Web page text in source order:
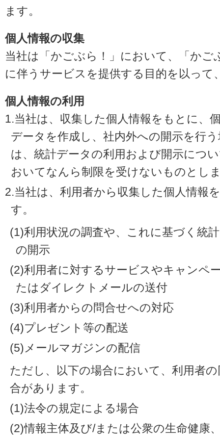
ます。
個人情報の収集
当社は「かごぶら！」において、「か
に伴うサービスを提供する目的を以って
個人情報の利用
1.当社は、収集した個人情報をもとに、
データを作成し、社内外への開示を行
は、統計データの利用および開示につ
おいてなんら制限を受けないものとし
2.当社は、利用者から収集した個人情報
す。
(1)利用状況の調査や、これに基づく統
の開示
(2)利用者に対するサービスやキャンペ
たはダイレクトメールの送付
(3)利用者からの問合せへの対応
(4)プレゼント等の配送
(5)メールマガジンの配信
ただし、以下の場合において、利用者
合があります。
(1)法令の規定による場合
(2)情報主体及び/または公衆の生命健康